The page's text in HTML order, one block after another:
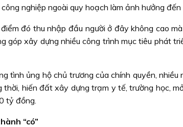
nghiệp ngoài quy hoạch làm ảnh hưởng
đó thu nhập đầu người ở đây không cao
góp xây dựng nhiều công trình mục tiêu phát
tình ủng hộ chủ trương của chính quyền,
thời, hiến đất xây dựng trạm y tế, trường học,
tỷ đồng.
“có”